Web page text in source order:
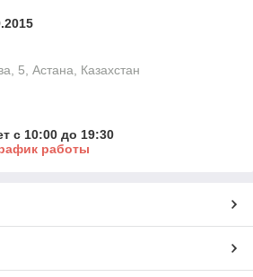
5, Астана, Казахстан
с 10:00 до 19:30
работы